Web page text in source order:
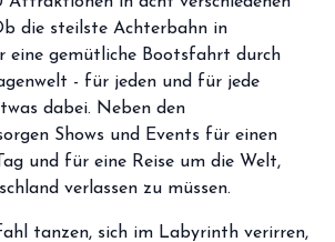
die steilste Achterbahn in
eine gemütliche Bootsfahrt durch
- für jeden und für jede
dabei. Neben den
Shows und Events für einen
und für eine Reise um die Welt,
verlassen zu müssen.
tanzen, sich im Labyrinth verirren,